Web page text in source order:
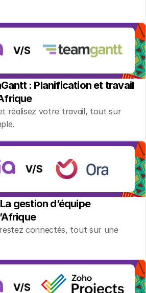
: Planification et travail
réalisez votre travail, tout sur
gestion d’équipe
connectés, tout sur une